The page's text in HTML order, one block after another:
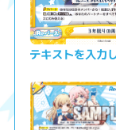
テキストを入力